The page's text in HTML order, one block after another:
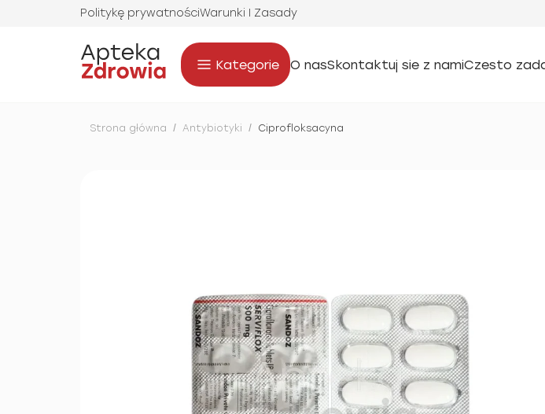
Politykę prywatnościWarunki I Zasady
Kategorie O nasSkontaktuj sie z namiCzesto
Strona główna / Antybiotyki / Ciprofloksacyna